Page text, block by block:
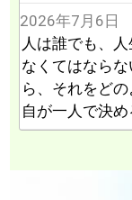
2026年7月6日
人は誰でも、
なくてはなら
ら、それをど
自が一人で決